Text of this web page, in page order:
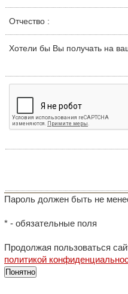
Отчество :
Хотели бы Вы получать на
Пароль должен быть не
* - обязательные поля
Продолжая пользоваться
политикой
Понятно